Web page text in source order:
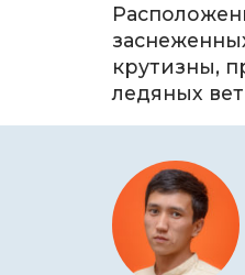
крутизны,
ледяных